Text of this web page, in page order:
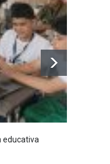
educativa